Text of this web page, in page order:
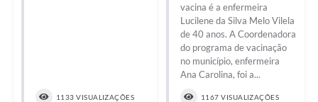
1133 VISUALIZAÇÕES
vacina é a enfermeira
Lucilene da Silva Melo Vilela
de 40 anos. A Coordenadora
do programa de vacinação
no município, enfermeira
Ana Carolina, foi a...
1167 VISUALIZAÇÕES